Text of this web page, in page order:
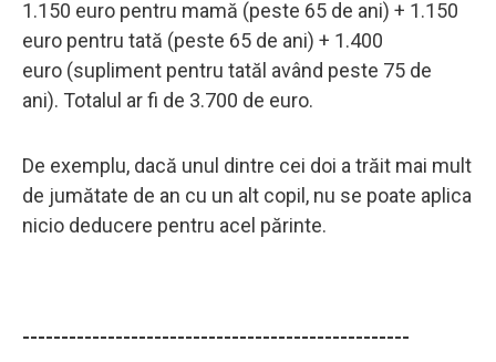
1.150 euro pentru mamă (peste 65 de ani) + 1.150
euro pentru tată (peste 65 de ani) + 1.400
euro (supliment pentru tatăl având peste 75 de
ani). Totalul ar fi de 3.700 de euro.
De exemplu, dacă unul dintre cei doi a trăit mai mult
de jumătate de an cu un alt copil, nu se poate aplica
nicio deducere pentru acel părinte.
--------------------------------------------------